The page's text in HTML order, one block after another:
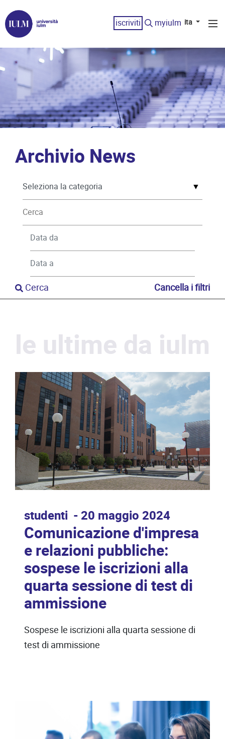
iscriviti myiulm ita
Archivio News
▼
Cerca Cancella i filtri
le ultime da iulm
studenti 20 maggio 2024
Comunicazione d'impresa
e relazioni pubbliche:
sospese le iscrizioni alla
quarta sessione di test di
ammissione
Sospese le iscrizioni alla quarta sessione di
test di ammissione